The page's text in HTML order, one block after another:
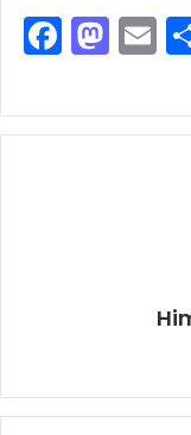
F
c
e
M
st
o
E
ai
l